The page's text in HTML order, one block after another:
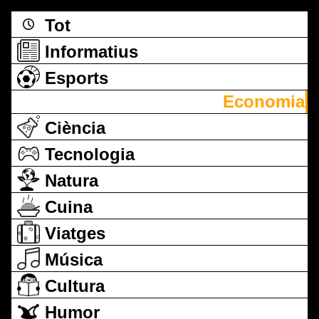
Tot
Informatius
Esports
Economia
Ciència
Tecnologia
Natura
Cuina
Viatges
Música
Cultura
Humor